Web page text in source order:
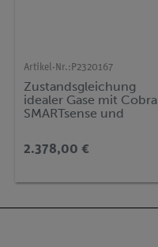
Artikel-Nr.: P2320167
Zustandsgleichung
idealer Gase mit Cobra
SMARTsense und
(Gasgesetze: Gay-
Lussac, Amontons,
2.378,00 €